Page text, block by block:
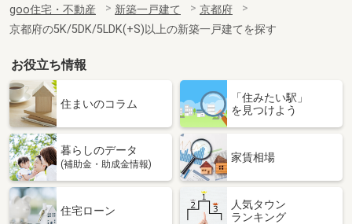
goo住宅・不動産 新築一戸建て
京都府
京都府の5K/5DK/5LDK(+S)以上の新築一戸建てを探す
お役立ち情報
住まいのコラム
「住みたい駅」
を見つけよう
暮らしのデータ
(補助金・助成金情報)
家賃相場
住宅ローン
人気タウン
ランキング